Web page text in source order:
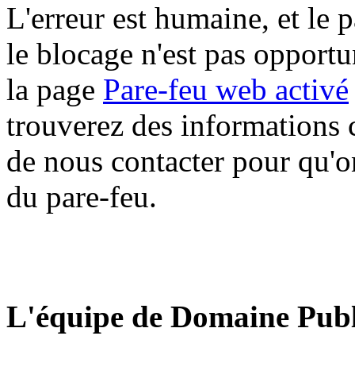
L'erreur est humaine, et le
le blocage n'est pas
la page Pare-feu web activé
trouverez des informations
de nous contacter pour
du pare-feu.
L'équipe de Domaine